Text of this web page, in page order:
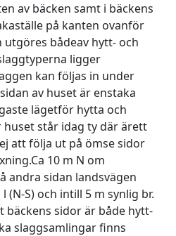
av bäcken samt i bäckens
på kanten ovanför
utgöres bådeav hytt- och
ligger
kan följas in under
av huset är enstaka
lägetför hytta och
huset står idag ty där ärett
att följa ut på ömse sidor
10 m N om
andra sidan landsvägen
(N-S) och intill 5 m synlig br.
bäckens sidor är både hytt-
slaggsamlingar finns